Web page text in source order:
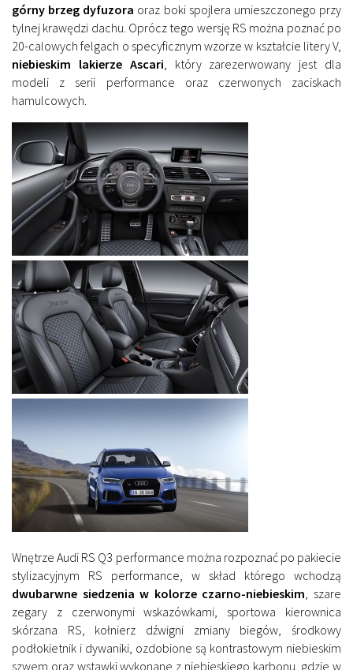
górny brzeg dyfuzora oraz boki spojlera umieszczonego przy
tylnej krawędzi dachu. Oprócz tego wersję RS można poznać po
20-calowych felgach o specyficznym wzorze w kształcie litery V,
niebieskim lakierze Ascari , który zarezerwowany jest dla
modeli z serii performance oraz czerwonych zaciskach
hamulcowych.
Wnętrze Audi RS Q3 performance można rozpoznać po pakiecie
stylizacyjnym RS performance, w skład którego wchodzą
dwubarwne siedzenia w kolorze czarno-niebieskim , szare
zegary z czerwonymi wskazówkami, sportowa kierownica
skórzana RS, kołnierz dźwigni zmiany biegów, środkowy
podłokietnik i dywaniki, ozdobione są kontrastowym niebieskim
szwem oraz wstawki wykonane z niebieskiego karbonu, gdzie w